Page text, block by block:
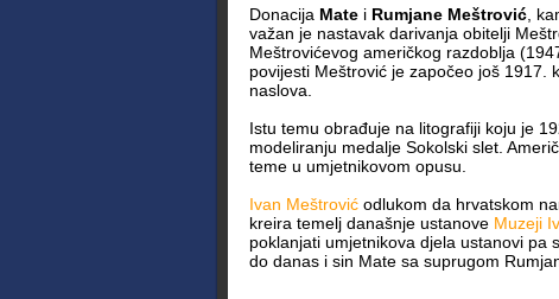
Donacija Mate i Rumjane Meštrović ,
važan je nastavak darivanja obitelji
Meštrovićevog američkog razdoblja
povijesti Meštrović je započeo još 1917.
naslova.
Istu temu obrađuje na litografiji koju je
modeliranju medalje Sokolski slet.
teme u umjetnikovom opusu.
Ivan Meštrović odlukom da hrvatskom
kreira temelj današnje ustanove Muzeji
poklanjati umjetnikova djela ustanovi pa
do danas i sin Mate sa suprugom